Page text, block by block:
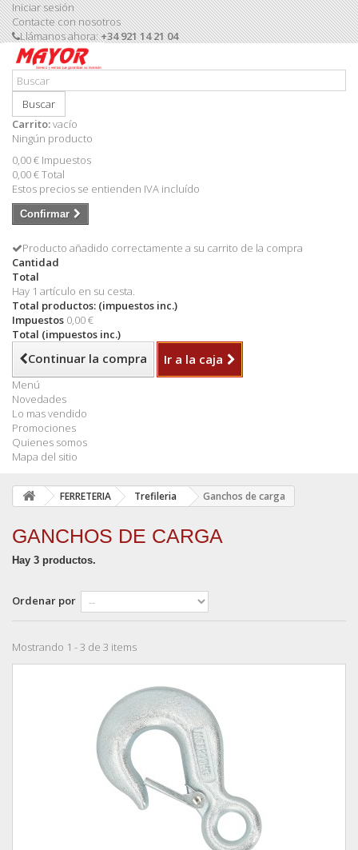
Iniciar sesión
Contacte con nosotros
Llámanos ahora:+34 921 14 21 04
Buscar
Carrito:vacío
Ningún producto
0,00 € Impuestos
0,00 €Total
Estos precios se entienden IVA incluído
Confirmar
Producto añadido correctamente a su carrito de la compra
Cantidad
Total
Hay 1 artículo en su cesta.
Total productos: (impuestos inc.)
Impuestos 0,00 €
Total (impuestos inc.)
Continuar la compra Ir a la caja
Menú
Novedades
Lo mas vendido
Promociones
Quienes somos
Mapa del sitio
FERRETERIA Trefileria Ganchos de carga
GANCHOS DE CARGA
Hay 3 productos.
Ordenar por
Mostrando 1 - 3 de 3 items